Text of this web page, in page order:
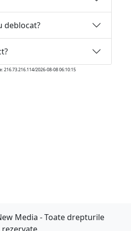
deblocat?
216.73.216.114/2026-08-08 06:10:15
Media - Toate drepturile